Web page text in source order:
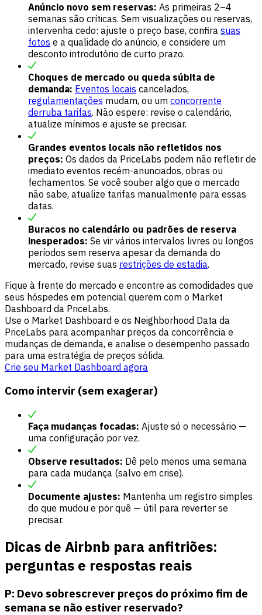
Anúncio novo sem reservas: As primeiras 2–4
semanas são críticas. Sem visualizações ou reservas,
intervenha cedo: ajuste o preço base, confira suas
fotos e a qualidade do anúncio, e considere um
desconto introdutório de curto prazo.
Choques de mercado ou queda súbita de
demanda: Eventos locais cancelados,
regulamentações mudam, ou um concorrente
derruba tarifas. Não espere: revise o calendário,
atualize mínimos e ajuste se precisar.
Grandes eventos locais não refletidos nos
preços: Os dados da PriceLabs podem não refletir de
imediato eventos recém-anunciados, obras ou
fechamentos. Se você souber algo que o mercado
não sabe, atualize tarifas manualmente para essas
datas.
Buracos no calendário ou padrões de reserva
inesperados: Se vir vários intervalos livres ou longos
períodos sem reserva apesar da demanda do
mercado, revise suas restrições de estadia.
Fique à frente do mercado e encontre as comodidades que
seus hóspedes em potencial querem com o Market
Dashboard da PriceLabs.
Use o Market Dashboard e os Neighborhood Data da
PriceLabs para acompanhar preços da concorrência e
mudanças de demanda, e analise o desempenho passado
para uma estratégia de preços sólida.
Crie seu Market Dashboard agora
Como intervir (sem exagerar)
Faça mudanças focadas: Ajuste só o necessário —
uma configuração por vez.
Observe resultados: Dê pelo menos uma semana
para cada mudança (salvo em crise).
Documente ajustes: Mantenha um registro simples
do que mudou e por quê — útil para reverter se
precisar.
Dicas de Airbnb para anfitriões:
perguntas e respostas reais
P: Devo sobrescrever preços do próximo fim de
semana se não estiver reservado?